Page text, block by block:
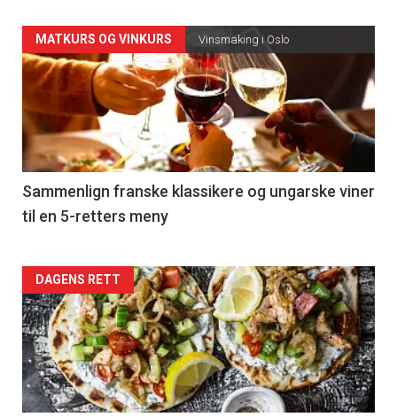
Forsiden
akkurat
nå
-
5
MATKURS OG VINKURS Vinsmaking i Oslo
Sammenlign franske klassikere og ungarske viner
til en 5-retters meny
Forsiden
akkurat
nå
-
DAGENS RETT